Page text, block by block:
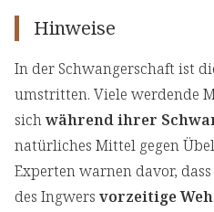
Hinweise
In der Schwangerschaft ist
umstritten. Viele werdende
sichwährend ihrer
natürliches Mittel gegen
Experten warnen davor,
des Ingwers vorzeitige